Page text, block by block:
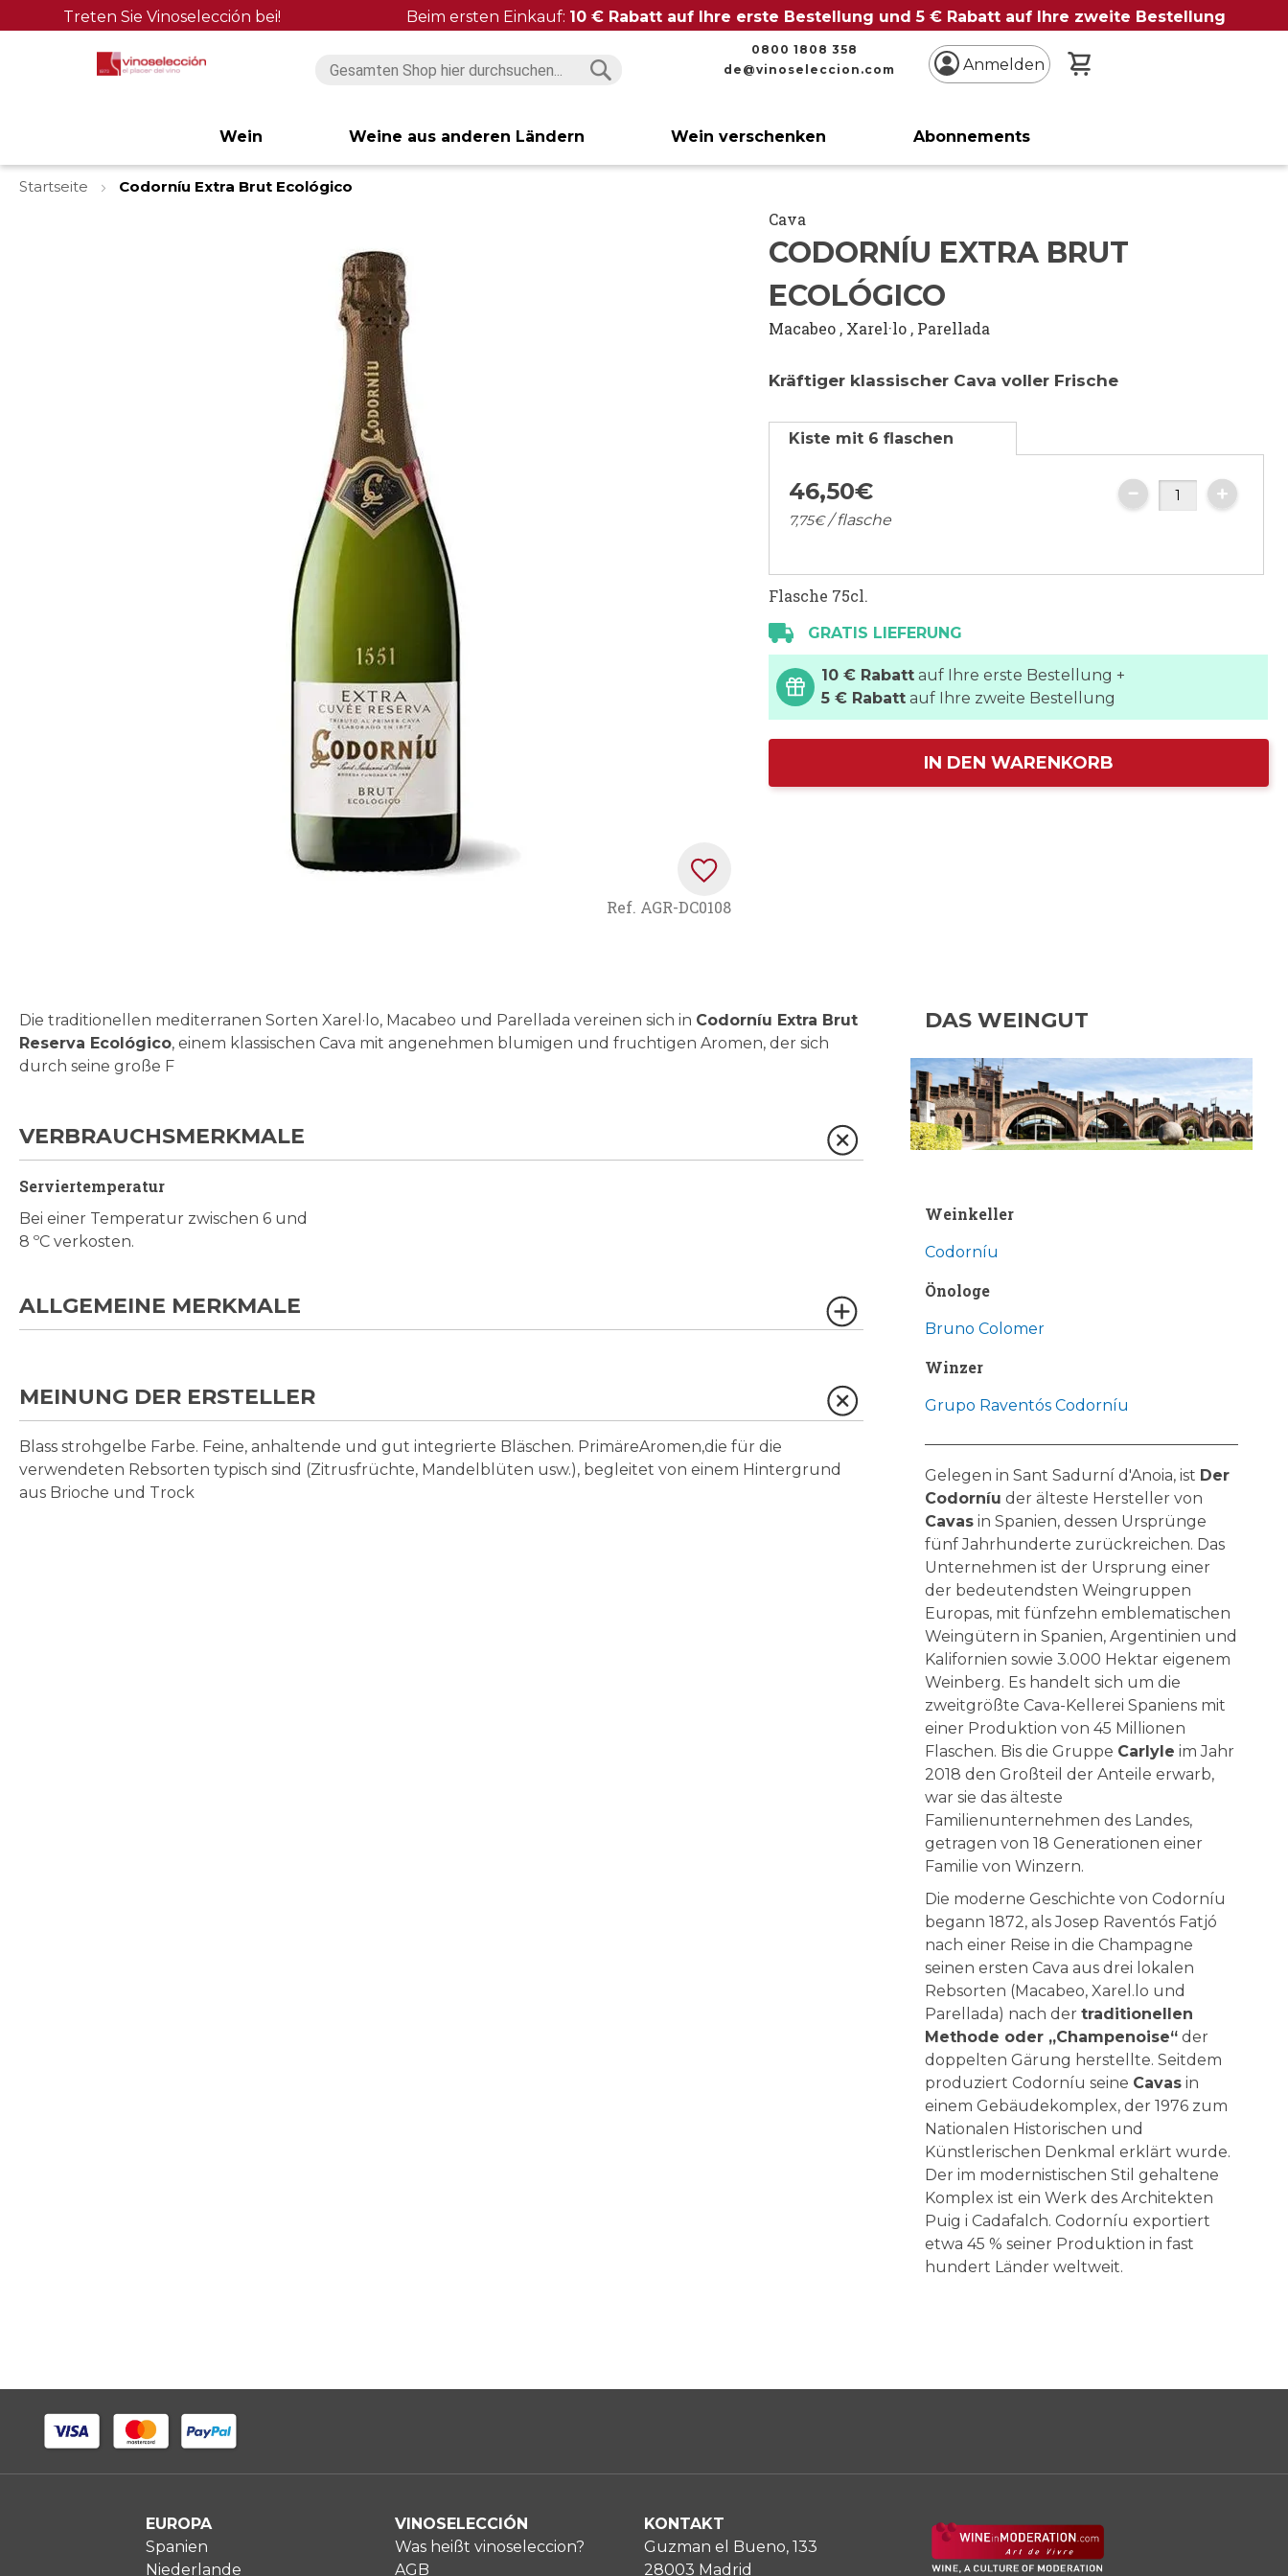
Treten Sie Vinoselección bei! Beim ersten Einkauf: 10 € Rabatt auf Ihre erste Bestellung und 5 € Rabatt auf Ihre zweite Bestellung
0800 1808 358
de@vinoseleccion.com
Anmelden
Wein Weine aus anderen Ländern Wein verschenken Abonnements
Startseite
Codorníu Extra Brut Ecológico
springen
Ref. AGR-DC0108
Cava
CODORNÍU EXTRA BRUT
ECOLÓGICO
Macabeo , Xarel·lo , Parellada
Kräftiger klassischer Cava voller Frische
Kiste mit 6 flaschen
46,50€
7,75€/ flasche
Flasche 75cl.
GRATIS LIEFERUNG
10 € Rabatt auf Ihre erste Bestellung +
5 € Rabatt auf Ihre zweite Bestellung
IN DEN WARENKORB
Die traditionellen mediterranen Sorten Xarel·lo, Macabeo und Parellada vereinen sich in Codorníu Extra Brut
Reserva Ecológico, einem klassischen Cava mit angenehmen blumigen und fruchtigen Aromen, der sich
durch seine große F
VERBRAUCHSMERKMALE
Serviertemperatur
Bei einer Temperatur zwischen 6 und
8 ºC verkosten.
ALLGEMEINE MERKMALE
MEINUNG DER ERSTELLER
Blass strohgelbe Farbe. Feine, anhaltende und gut integrierte Bläschen. PrimäreAromen,die für die
verwendeten Rebsorten typisch sind (Zitrusfrüchte, Mandelblüten usw.), begleitet von einem Hintergrund
aus Brioche und Trock
DAS WEINGUT
Weinkeller
Codorníu
Önologe
Bruno Colomer
Winzer
Grupo Raventós Codorníu
Gelegen in Sant Sadurní d'Anoia, ist Der
Codorníu der älteste Hersteller von
Cavasin Spanien, dessen Ursprünge
fünf Jahrhunderte zurückreichen. Das
Unternehmen ist der Ursprung einer
der bedeutendsten Weingruppen
Europas, mit fünfzehn emblematischen
Weingütern in Spanien, Argentinien und
Kalifornien sowie 3.000 Hektar eigenem
Weinberg. Es handelt sich um die
zweitgrößte Cava-Kellerei Spaniens mit
einer Produktion von 45 Millionen
Flaschen. Bis die Gruppe Carlyle im Jahr
2018 den Großteil der Anteile erwarb,
war sie das älteste
Familienunternehmen des Landes,
getragen von 18 Generationen einer
Familie von Winzern.
Die moderne Geschichte von Codorníu
begann 1872, als Josep Raventós Fatjó
nach einer Reise in die Champagne
seinen ersten Cava aus drei lokalen
Rebsorten (Macabeo, Xarel.lo und
Parellada) nach der traditionellen
Methode oder „Champenoise“der
doppelten Gärung herstellte. Seitdem
produziert Codorníu seine Cavasin
einem Gebäudekomplex, der 1976 zum
Nationalen Historischen und
Künstlerischen Denkmal erklärt wurde.
Der im modernistischen Stil gehaltene
Komplex ist ein Werk des Architekten
Puig i Cadafalch. Codorníu exportiert
etwa 45 % seiner Produktion in fast
hundert Länder weltweit.
EUROPA
Spanien
Niederlande
VINOSELECCIÓN
Was heißt vinoseleccion?
AGB
KONTAKT
Guzman el Bueno, 133
28003 Madrid